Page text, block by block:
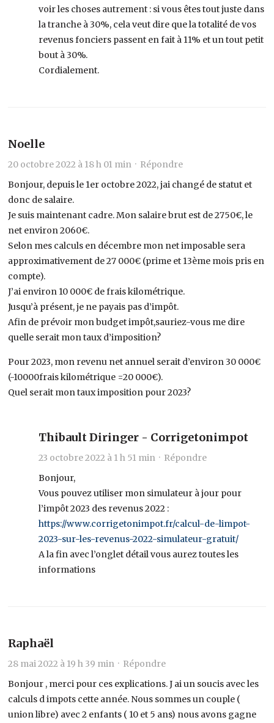
voir les choses autrement : si vous êtes tout juste dans
la tranche à 30%, cela veut dire que la totalité de vos
revenus fonciers passent en fait à 11% et un tout petit
bout à 30%.
Cordialement.
Noelle
20 octobre 2022 à 18 h 01 min · Répondre
Bonjour, depuis le 1er octobre 2022, jai changé de statut et
donc de salaire.
Je suis maintenant cadre. Mon salaire brut est de 2750€, le
net environ 2060€.
Selon mes calculs en décembre mon net imposable sera
approximativement de 27 000€ (prime et 13ème mois pris en
compte).
J’ai environ 10 000€ de frais kilométrique.
Jusqu’à présent, je ne payais pas d’impôt.
Afin de prévoir mon budget impôt,sauriez-vous me dire
quelle serait mon taux d’imposition?
Pour 2023, mon revenu net annuel serait d’environ 30 000€
(-10000frais kilométrique =20 000€).
Quel serait mon taux imposition pour 2023?
Thibault Diringer - Corrigetonimpot
23 octobre 2022 à 1 h 51 min · Répondre
Bonjour,
Vous pouvez utiliser mon simulateur à jour pour
l’impôt 2023 des revenus 2022 :
https://www.corrigetonimpot.fr/calcul-de-limpot-
2023-sur-les-revenus-2022-simulateur-gratuit/
A la fin avec l’onglet détail vous aurez toutes les
informations
Raphaël
28 mai 2022 à 19 h 39 min · Répondre
Bonjour , merci pour ces explications. J ai un soucis avec les
calculs d impots cette année. Nous sommes un couple (
union libre) avec 2 enfants ( 10 et 5 ans) nous avons gagne